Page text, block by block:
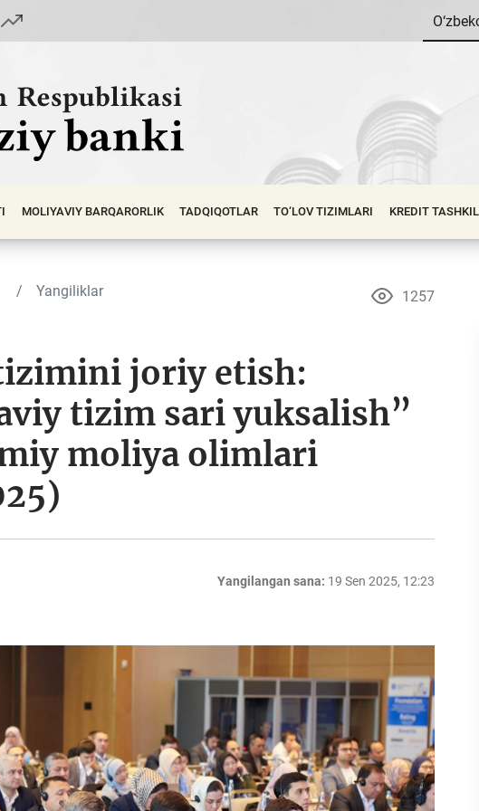
MOLIYAVIY BАRQАRОRLIK TADQIQOTLAR TO‘LOV TIZIMLARI KREDIT
Yangiliklar 1257
joriy etish:
tizim sari yuksalish”
moliya olimlari
Yangilangan sana: 19 Sen 2025, 12:23